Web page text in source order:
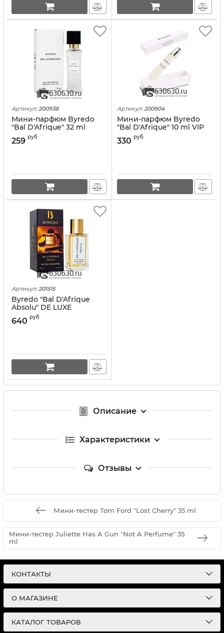
Артикул: 200938
Мини-парфюм Byredo
"Bal D'Afrique" 32 ml
259 руб
Артикул: 200904
Мини-парфюм Byredo
"Bal D'Afrique" 10 ml VIP
330 руб
Артикул: 201515
Byredо "Bal D'Afrique
Absolu" DE LUXE
COLLECTION 55 ml
640 руб
Описание
Характеристики
Отзывы
Мини-тестер Tom Ford "Lost Cherry" 35 ml
Мини-тестер Juliette Has A Gun "Not A Perfume" 35
ml
КОНТАКТЫ
О МАГАЗИНЕ
КАТАЛОГ ТОВАРОВ